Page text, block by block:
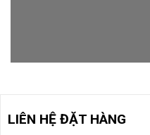
LIÊN HỆ ĐẶT HÀNG